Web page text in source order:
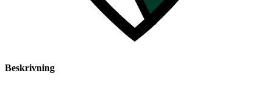
Beskrivning